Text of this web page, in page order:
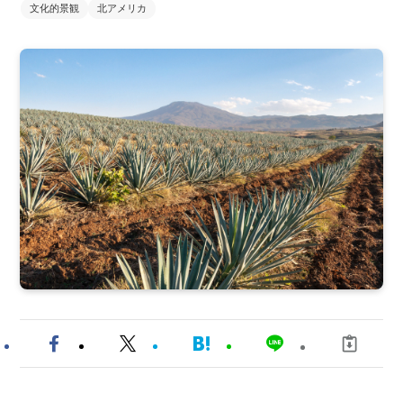
文化的景観
北アメリカ